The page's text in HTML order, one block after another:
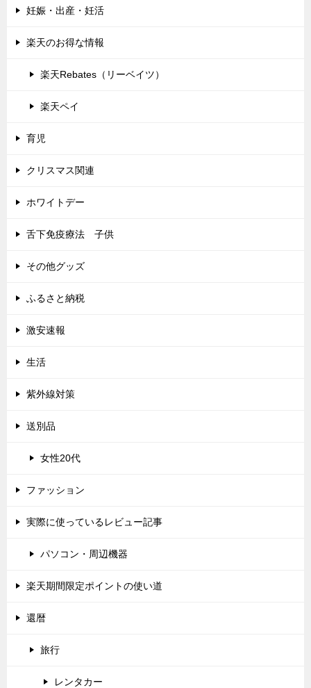
妊娠・出産・妊活
楽天のお得な情報
楽天Rebates（リーベイツ）
楽天ペイ
育児
クリスマス関連
ホワイトデー
舌下免疫療法 子供
その他グッズ
ふるさと納税
激安速報
生活
紫外線対策
送別品
女性20代
ファッション
実際に使っているレビュー記事
パソコン・周辺機器
楽天期間限定ポイントの使い道
還暦
旅行
レンタカー